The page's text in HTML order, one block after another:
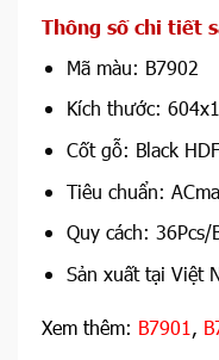
Thông số chi tiết
Mã màu: B7902
Kích thước:
Cốt gỗ: Black HDF
Tiêu chuẩn:
Quy cách:
Sản xuất tại Việt
Xem thêm: B7901,